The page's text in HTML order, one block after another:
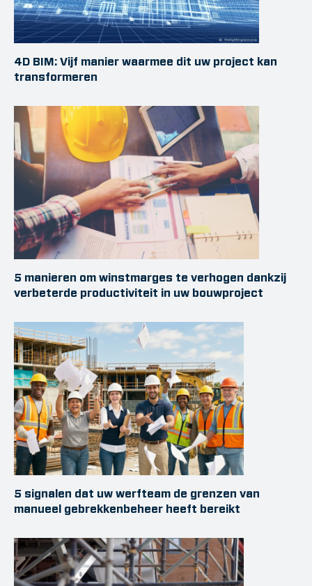
4D BIM: Vijf manier waarmee dit uw project kan
transformeren
5 manieren om winstmarges te verhogen dankzij
verbeterde productiviteit in uw bouwproject
5 signalen dat uw werfteam de grenzen van
manueel gebrekkenbeheer heeft bereikt